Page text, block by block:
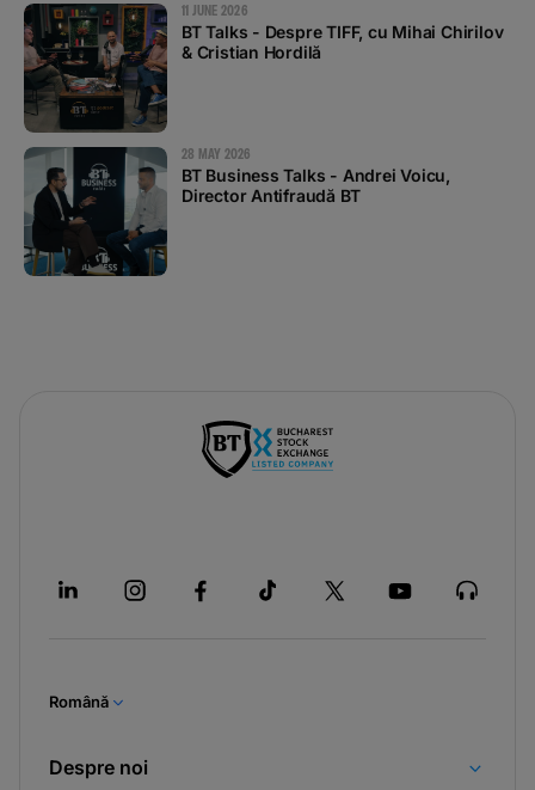
11 JUNE 2026
BT Talks - Despre TIFF, cu Mihai Chirilov
& Cristian Hordilă
28 MAY 2026
BT Business Talks - Andrei Voicu,
Director Antifraudă BT
Română
Despre noi